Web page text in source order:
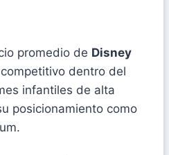
promedio de Disney
dentro del
infantiles de alta
posicionamiento como